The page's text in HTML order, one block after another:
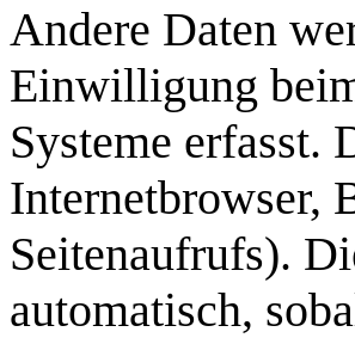
Andere Daten
Einwilligung
Systeme erfasst.
Internetbrowser,
Seitenaufrufs).
automatisch,